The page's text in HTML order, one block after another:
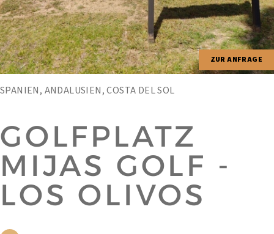
ZUR ANFRAGE
SPANIEN, ANDALUSIEN, COSTA DEL SOL
GOLFPLATZ
MIJAS GOLF -
LOS OLIVOS